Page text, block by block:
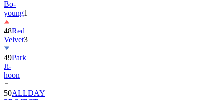
48Red
Velvet
49Park
Ji-
hoon
50ALLDAY
PROJECT